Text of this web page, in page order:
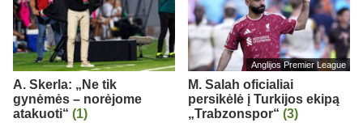
A. Skerla: „Ne tik
gynėmės – norėjome
atakuoti“ (1)
Anglijos Premier League
M. Salah oficialiai
persikėlė į Turkijos ekipą
„Trabzonspor“ (3)